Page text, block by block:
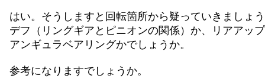
はい。そうしますと回転箇所から疑っていきましょ
デフ（リングギアとピニオンの関係）か、リアアッ
アンギュラベアリングかでしょうか。
参考になりますでしょうか。